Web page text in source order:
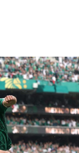
পুলিশ সদস্যকে
আরও গতিশীল
সঙ্গে নবনিযুক্ত
ফেরেশতাদের দল